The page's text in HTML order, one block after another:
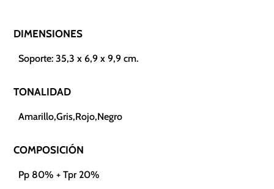
DIMENSIONES
Soporte: 35,3 x 6,9 x 9,9 cm.
TONALIDAD
Amarillo,Gris,Rojo,Negro
COMPOSICIÓN
Pp 80% + Tpr 20%